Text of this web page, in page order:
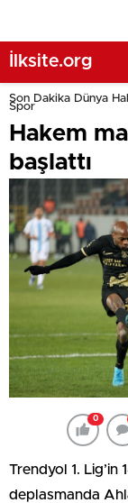
İlksite.org
Son Dakika Dünya
Spor
Hakem
başlattı
0
Trendyol 1. Lig’in
deplasmanda